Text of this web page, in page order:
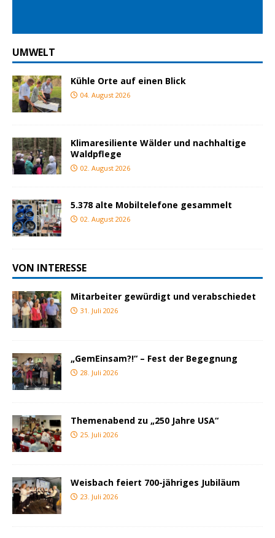
UMWELT
Kühle Orte auf einen Blick
04. August 2026
Klimaresiliente Wälder und nachhaltige
Waldpflege
02. August 2026
5.378 alte Mobiltelefone gesammelt
02. August 2026
VON INTERESSE
Mitarbeiter gewürdigt und verabschiedet
31. Juli 2026
„GemEinsam?!“ – Fest der Begegnung
28. Juli 2026
Themenabend zu „250 Jahre USA“
25. Juli 2026
Weisbach feiert 700-jähriges Jubiläum
23. Juli 2026